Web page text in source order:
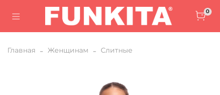
0
Главная Женщинам Слитные